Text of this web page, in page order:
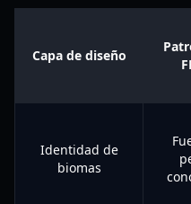
Capa de diseño
Identidad de
biomas